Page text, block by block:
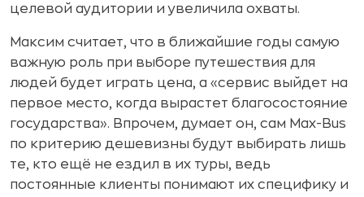
целевой аудитории и увеличила охваты.
Максим считает, что в ближайшие годы самую
важную роль при выборе путешествия для
людей будет играть цена, а «сервис выйдет на
первое место, когда вырастет благосостояние
государства». Впрочем, думает он, сам Max-Bus
по критерию дешевизны будут выбирать лишь
те, кто ещё не ездил в их туры, ведь
постоянные клиенты понимают их специфику и